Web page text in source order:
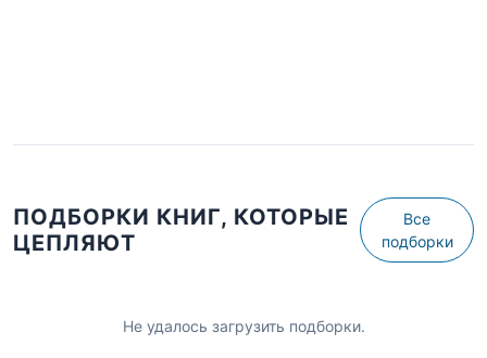
ПОДБОРКИ КНИГ, КОТОРЫЕ
ЦЕПЛЯЮТ
Все
подборки
Не удалось загрузить подборки.